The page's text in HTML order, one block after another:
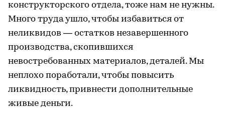
конструкторского отдела, тоже нам не нужны.
Много труда ушло, чтобы избавиться от
неликвидов — остатков незавершенного
производства, скопившихся
невостребованных материалов, деталей. Мы
неплохо поработали, чтобы повысить
ликвидность, привнести дополнительные
живые деньги.